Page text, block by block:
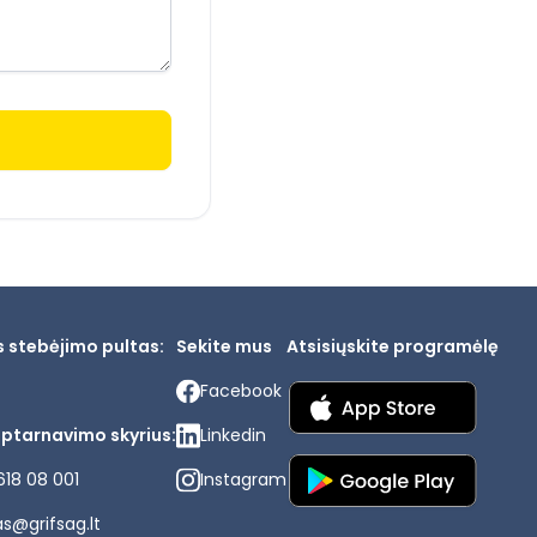
stebėjimo pultas:
skyrius:
08 001
Sekite mus
Facebook
Linkedin
Instagram
Atsisiųskite programėlę